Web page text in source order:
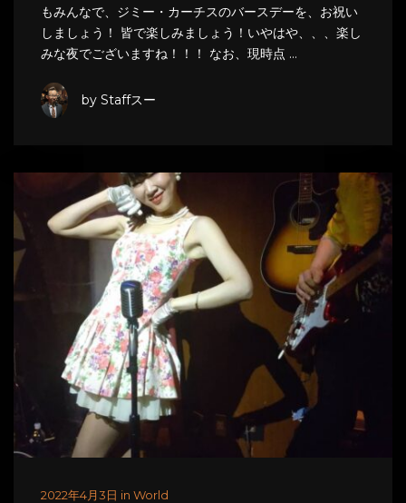
もみんなで、ジミー・カーチスのバースデーを、お祝い
しましょう！ 皆で楽しみましょう！いやはや、、、楽し
みな夜でございますね！！！ なお、現時点 …
by Staffスー
2022年4月3日 in World